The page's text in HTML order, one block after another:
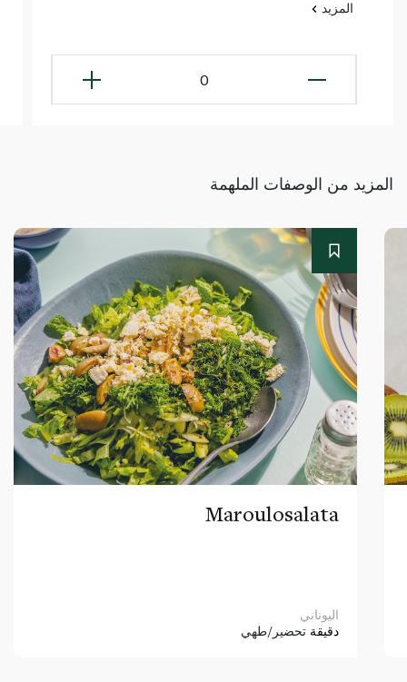
المزيد
0
المزيد من الوصفات الملهمة
Maroulosalata
اليوناني
دقيقة تحضير/طهي